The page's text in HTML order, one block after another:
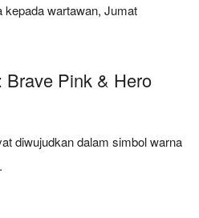
kepada wartawan, Jumat
Brave Pink & Hero
diwujudkan dalam simbol warna
.